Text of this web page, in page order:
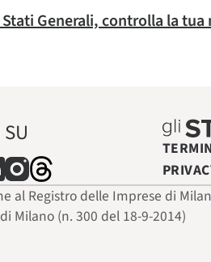
Generali, controlla la
al Registro delle Imprese di
Milano (n. 300 del 18-9-2014)